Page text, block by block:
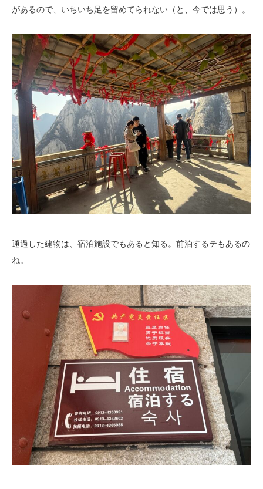
があるので、いちいち足を留めてられない（と、今では思う）。
通過した建物は、宿泊施設でもあると知る。前泊するテもあるの
ね。